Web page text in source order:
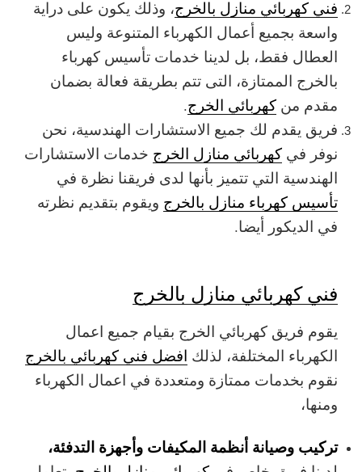
فني كهربائي منازل بالخرج، وذلك يكون على دراية
واسعة بجميع أعمال الكهرباء المتنوعة وليس
العطال فقط، بل لدينا خدمات تأسيس كهرباء
بالخرج الممتازة، التى تتم بطريقة فعالة بضمان
مقدم من كهربائي الخرج.
فريق يقدم لك جميع الاستشارات الهندسية، نحن
نوفر في كهربائي منازل الخرج خدمات الاستشارات
الهندسية التي تتميز بأنها لدى فريقنا نظرة في
تأسيس كهرباء منازل بالخرج ويقوم بتقديم نظرته
في الديكور أيضا.
فني كهربائي منازل بالخرج
يقوم فريق كهربائي الخرج بقيام جميع اعمال
الكهرباء المختلفة، لذلك افضل فني كهربائي بالخرج
نقوم بخدمات ممتازة ومتعددة في اعمال الكهرباء
ومنها،
تركيب وصيانة أنظمة المكيفات وأجهزة التدفئة،